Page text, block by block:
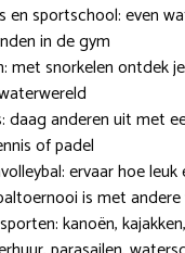
en sportschool: even
in de gym
met snorkelen ontdek
daag anderen uit met
of padel
ervaar hoe leuk
is met
kanoën,